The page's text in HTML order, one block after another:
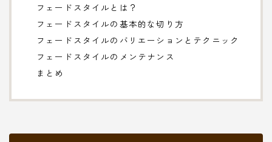
フェードスタイルとは？
フェードスタイルの基本的な切り方
フェードスタイルのバリエーションとテクニック
フェードスタイルのメンテナンス
まとめ